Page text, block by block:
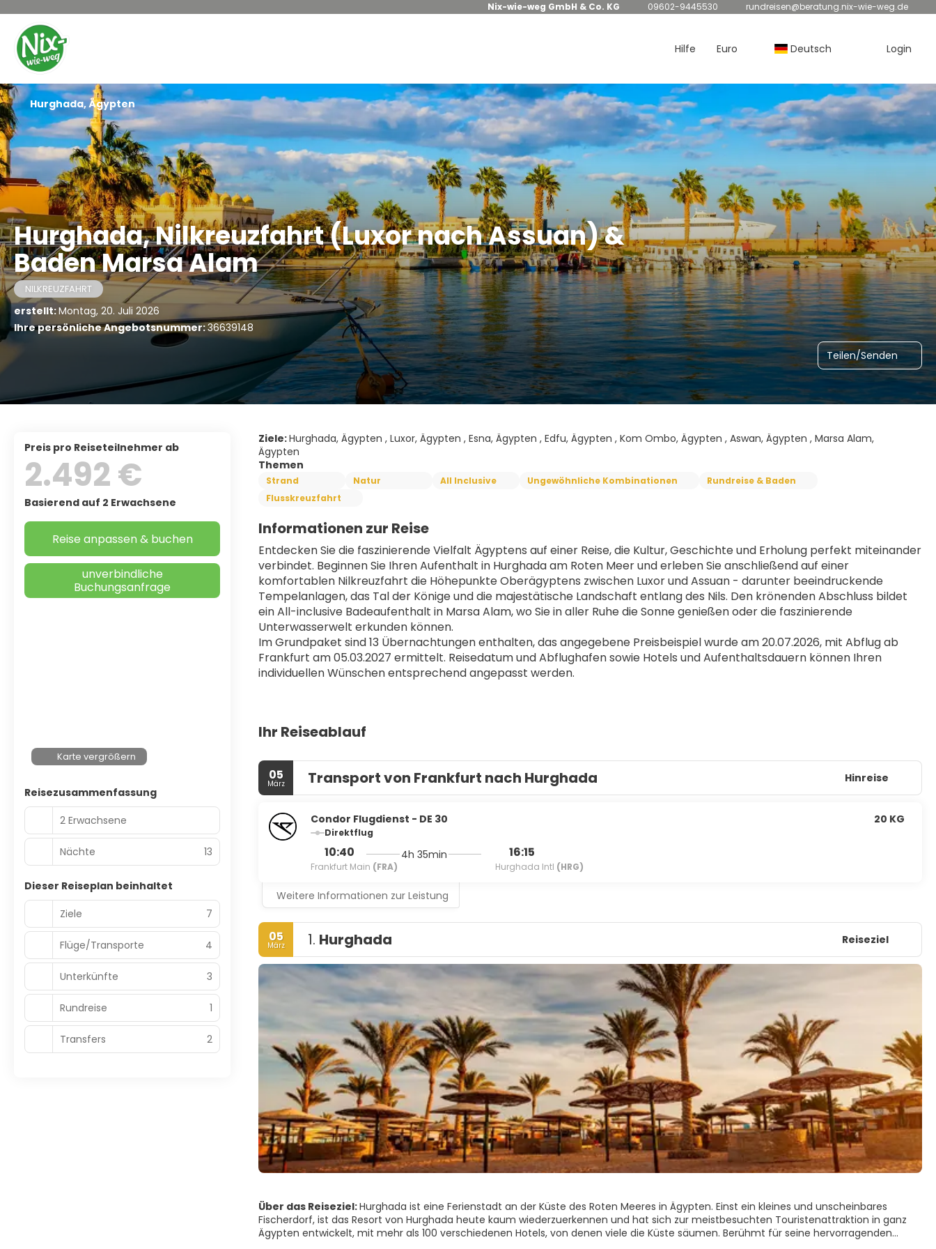
Nix-wie-weg GmbH & Co. KG 09602-9445530 rundreisen@beratung.nix-wie-weg.de
Hilfe Euro Deutsch Login
Hurghada, Nilkreuzfahrt (Luxor nach Assuan) &
Baden Marsa Alam
NILKREUZFAHRT
erstellt:Montag, 20. Juli 2026
Ihre persönliche Angebotsnummer:36639148
Teilen/Senden
Hurghada, Ägypten
Ziele:Hurghada, Ägypten , Luxor, Ägypten , Esna, Ägypten , Edfu, Ägypten , Kom Ombo, Ägypten , Aswan, Ägypten , Marsa Alam,
Ägypten
Themen
Strand Natur All Inclusive Ungewöhnliche Kombinationen
Rundreise & Baden
Flusskreuzfahrt
Informationen zur Reise
Entdecken Sie die faszinierende Vielfalt Ägyptens auf einer Reise, die Kultur, Geschichte und Erholung perfekt miteinander
verbindet. Beginnen Sie Ihren Aufenthalt in Hurghada am Roten Meer und erleben Sie anschließend auf einer
komfortablen Nilkreuzfahrt die Höhepunkte Oberägyptens zwischen Luxor und Assuan - darunter beeindruckende
Tempelanlagen, das Tal der Könige und die majestätische Landschaft entlang des Nils. Den krönenden Abschluss bildet
ein All-inclusive Badeaufenthalt in Marsa Alam, wo Sie in aller Ruhe die Sonne genießen oder die faszinierende
Unterwasserwelt erkunden können.
Im Grundpaket sind 13 Übernachtungen enthalten, das angegebene Preisbeispiel wurde am 20.07.2026, mit Abflug ab
Frankfurt am 05.03.2027 ermittelt. Reisedatum und Abflughafen sowie Hotels und Aufenthaltsdauern können Ihren
individuellen Wünschen entsprechend angepasst werden.
Ihr Reiseablauf
05
März Transport von Frankfurt nach Hurghada Hinreise
Condor Flugdienst - DE 30
Direktflug
10:40
Frankfurt Main (FRA)
4h 35min 16:15
Hurghada Intl (HRG)
20 KG
Weitere Informationen zur Leistung
05
März 1. Hurghada Reiseziel
Über das Reiseziel:Hurghada ist eine Ferienstadt an der Küste des Roten Meeres in Ägypten. Einst ein kleines und unscheinbares
Fischerdorf, ist das Resort von Hurghada heute kaum wiederzuerkennen und hat sich zur meistbesuchten Touristenattraktion in ganz
Ägypten entwickelt, mit mehr als 100 verschiedenen Hotels, von denen viele die Küste säumen. Berühmt für seine hervorragenden
Preis pro Reiseteilnehmer ab
2.492 €
Basierend auf 2 Erwachsene
Reise anpassen & buchen
unverbindliche
Buchungsanfrage
Karte vergrößern
Reisezusammenfassung
2 Erwachsene
Nächte 13
Dieser Reiseplan beinhaltet
Ziele
7
Flüge/Transporte 4
Unterkünfte 3
Rundreise 1
Transfers 2